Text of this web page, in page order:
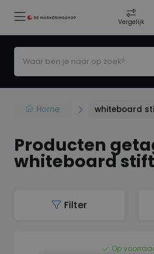
Vergelijk
Home whiteboard
Producten
whiteboard stift
Filter
Op